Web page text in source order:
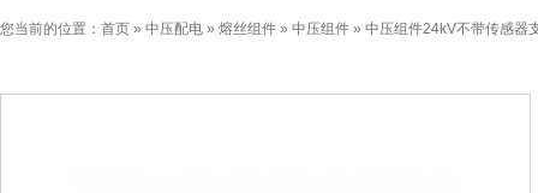
您当前的位置： 首页 » 中压配电 » 熔丝组件 » 中压组件 » 中压组件24kV不带传感器